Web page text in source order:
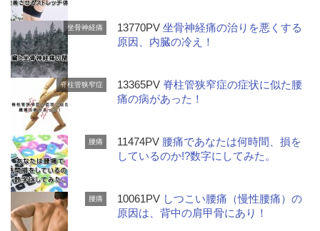
坐骨神経痛 13770PV坐骨神経痛の治りを悪くする
原因、内臓の冷え！
脊柱管狭窄症 13365PV 脊柱管狭窄症の症状に似た腰
痛の病があった！
腰痛 11474PV 腰痛であなたは何時間、損を
しているのか!?数字にしてみた。
腰痛 10061PV しつこい腰痛（慢性腰痛）の
原因は、背中の肩甲骨にあり！